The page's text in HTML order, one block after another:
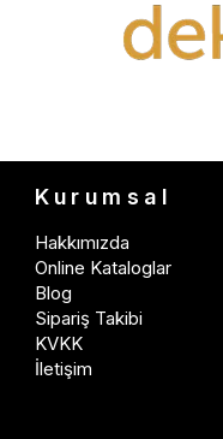
Kurumsal
Hakkımızda
Online Kataloglar
Blog
Sipariş Takibi
KVKK
İletişim